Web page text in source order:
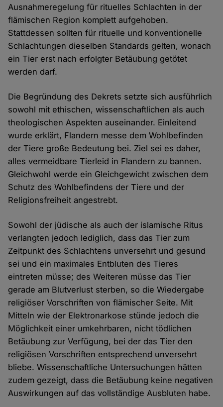
Ausnahmeregelung für rituelles Schlachten in der
flämischen Region komplett aufgehoben.
Stattdessen sollten für rituelle und konventionelle
Schlachtungen dieselben Standards gelten, wonach
ein Tier erst nach erfolgter Betäubung getötet
werden darf.
Die Begründung des Dekrets setzte sich ausführlich
sowohl mit ethischen, wissenschaftlichen als auch
theologischen Aspekten auseinander. Einleitend
wurde erklärt, Flandern messe dem Wohlbefinden
der Tiere große Bedeutung bei. Ziel sei es daher,
alles vermeidbare Tierleid in Flandern zu bannen.
Gleichwohl werde ein Gleichgewicht zwischen dem
Schutz des Wohlbefindens der Tiere und der
Religionsfreiheit angestrebt.
Sowohl der jüdische als auch der islamische Ritus
verlangten jedoch lediglich, dass das Tier zum
Zeitpunkt des Schlachtens unversehrt und gesund
sei und ein maximales Entbluten des Tieres
eintreten müsse; des Weiteren müsse das Tier
gerade am Blutverlust sterben, so die Wiedergabe
religiöser Vorschriften von flämischer Seite. Mit
Mitteln wie der Elektronarkose stünde jedoch die
Möglichkeit einer umkehrbaren, nicht tödlichen
Betäubung zur Verfügung, bei der das Tier den
religiösen Vorschriften entsprechend unversehrt
bliebe. Wissenschaftliche Untersuchungen hätten
zudem gezeigt, dass die Betäubung keine negativen
Auswirkungen auf das vollständige Ausbluten habe.